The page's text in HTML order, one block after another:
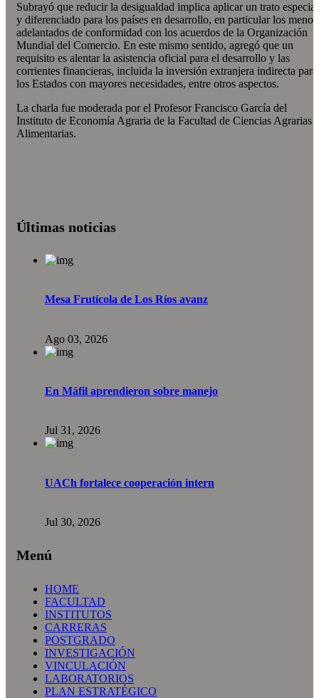
Subrayó que reducir la desigualdad implica aplicar un trato especial
y diferenciado para los países en desarrollo, en particular los menos
adelantados de conformidad con los acuerdos de la Organización
Mundial del Comercio. En este mismo sentido, agregó que un
requisito es alentar la asistencia oficial para el desarrollo y las
corrientes financieras, incluida la inversión extranjera indirecta para
los Estados con mayores necesidades, entre otros aspectos.
La charla fue moderada por el Profesor Francisco García del
Instituto de Economía Agraria de la Facultad de Ciencias Agrarias
Alimentarias.
Últimas noticias
Mesa Frutícola de Los Ríos avanz
Ago 03, 2026
En Máfil aprendieron sobre manejo
Jul 31, 2026
UACh fortalece cooperación intern
Jul 30, 2026
Menú
HOME
FACULTAD
INSTITUTOS
CARRERAS
POSTGRADO
INVESTIGACIÓN
VINCULACIÓN
LABORATORIOS
PLAN ESTRATÉGICO